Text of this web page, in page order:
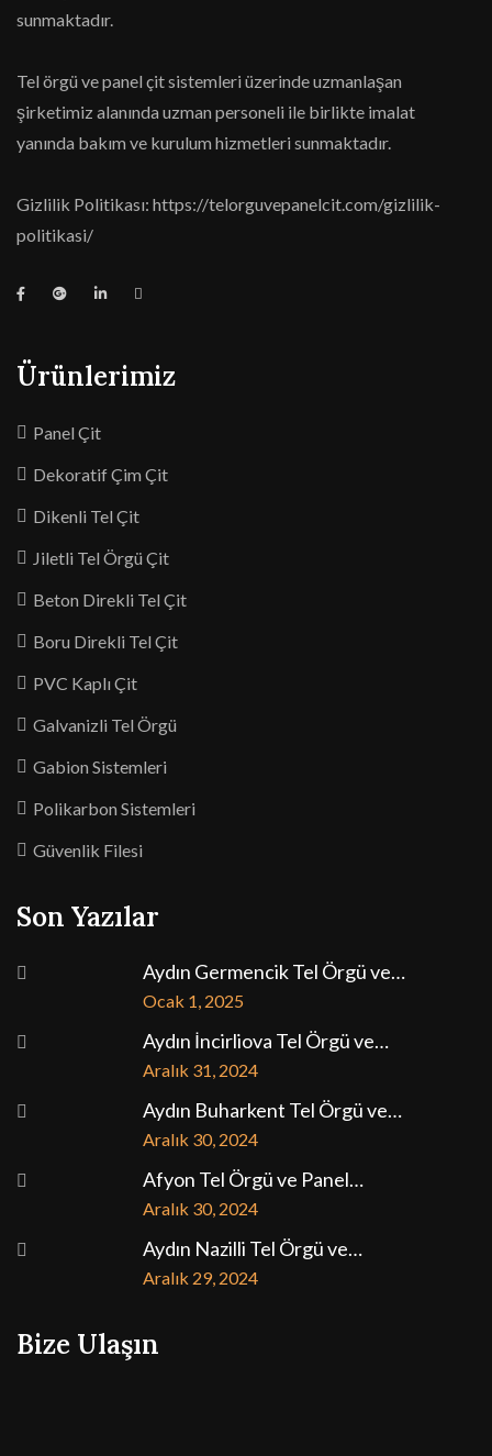
sunmaktadır.
Tel örgü ve panel çit sistemleri üzerinde uzmanlaşan
şirketimiz alanında uzman personeli ile birlikte imalat
yanında bakım ve kurulum hizmetleri sunmaktadır.
Gizlilik Politikası: https://telorguvepanelcit.com/gizlilik-
politikasi/
Ürünlerimiz
Panel Çit
Dekoratif Çim Çit
Dikenli Tel Çit
Jiletli Tel Örgü Çit
Beton Direkli Tel Çit
Boru Direkli Tel Çit
PVC Kaplı Çit
Galvanizli Tel Örgü
Gabion Sistemleri
Polikarbon Sistemleri
Güvenlik Filesi
Son Yazılar
Aydın Germencik Tel Örgü ve…
Ocak 1, 2025
Aydın İncirliova Tel Örgü ve…
Aralık 31, 2024
Aydın Buharkent Tel Örgü ve…
Aralık 30, 2024
Afyon Tel Örgü ve Panel…
Aralık 30, 2024
Aydın Nazilli Tel Örgü ve…
Aralık 29, 2024
Bize Ulaşın